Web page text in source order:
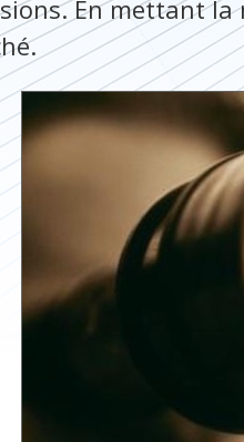
En mettant la